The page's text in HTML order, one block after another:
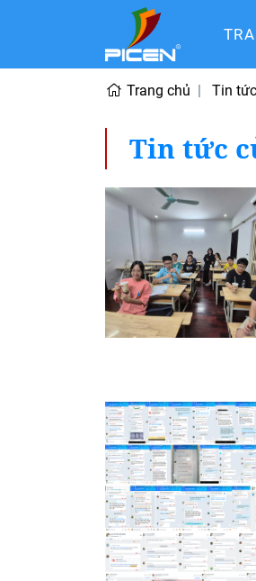
Trang chủ Tin tức
Tin tức